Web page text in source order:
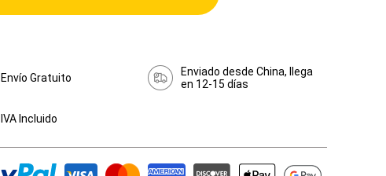
Envío Gratuito
Enviado desde China, llega
en 12-15 días
IVA Incluido